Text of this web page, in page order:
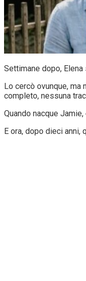
Settimane dopo,
Lo cercò ovunque, ma
completo, nessuna
Quando nacque
E ora, dopo dieci anni,